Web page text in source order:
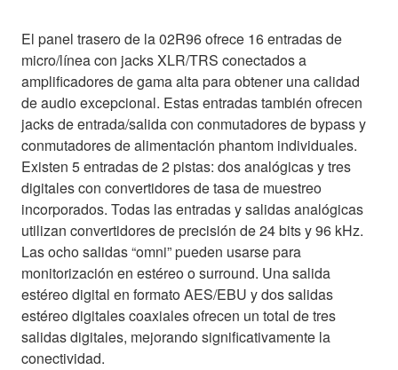
El panel trasero de la 02R96 ofrece 16 entradas de
micro/línea con jacks XLR/TRS conectados a
amplificadores de gama alta para obtener una calidad
de audio excepcional. Estas entradas también ofrecen
jacks de entrada/salida con conmutadores de bypass y
conmutadores de alimentación phantom individuales.
Existen 5 entradas de 2 pistas: dos analógicas y tres
digitales con convertidores de tasa de muestreo
incorporados. Todas las entradas y salidas analógicas
utilizan convertidores de precisión de 24 bits y 96 kHz.
Las ocho salidas “omni” pueden usarse para
monitorización en estéreo o surround. Una salida
estéreo digital en formato AES/EBU y dos salidas
estéreo digitales coaxiales ofrecen un total de tres
salidas digitales, mejorando significativamente la
conectividad.